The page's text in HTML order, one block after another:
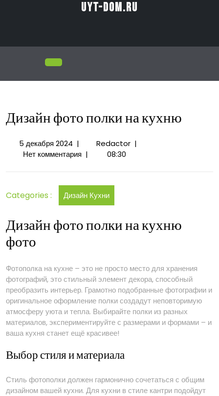
uyt-dom.ru
Дизайн фото полки на кухню
5 декабря 20245
декабря
| RedactorДизайн
на
|
Нет комментария | 08:30
Categories : Дизайн Кухни
Дизайн фото полки на кухню
фото
Фотополка на кухне – это не просто место для хранения
фотографий, это стильный элемент декора, способный
преобразить интерьер. Грамотно подобранные фотографии и
оригинальное оформление полки создадут неповторимую
атмосферу уюта и тепла. Выбирайте полки из разных
материалов, экспериментируйте с размерами и формами – и
ваша кухня станет ещё красивее!
Выбор стиля и материала
Стиль фотополки должен гармонично сочетаться с общим
дизайном вашей кухни. Для кухни в стиле кантри подойдут